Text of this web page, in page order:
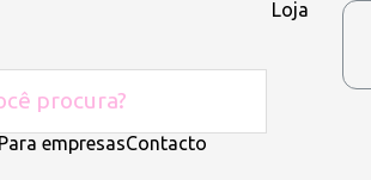
Loja
Para empresasContacto